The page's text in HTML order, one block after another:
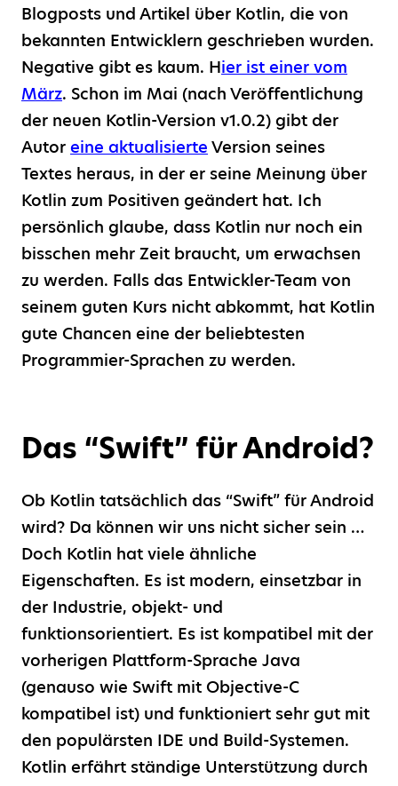
Blogposts und Artikel über Kotlin, die von
bekannten Entwicklern geschrieben wurden.
Negative gibt es kaum. Hier ist einer vom
März. Schon im Mai (nach Veröffentlichung
der neuen Kotlin-Version v1.0.2) gibt der
Autor eine aktualisierte Version seines
Textes heraus, in der er seine Meinung über
Kotlin zum Positiven geändert hat. Ich
persönlich glaube, dass Kotlin nur noch ein
bisschen mehr Zeit braucht, um erwachsen
zu werden. Falls das Entwickler-Team von
seinem guten Kurs nicht abkommt, hat Kotlin
gute Chancen eine der beliebtesten
Programmier-Sprachen zu werden.
Das “Swift” für Android?
Ob Kotlin tatsächlich das “Swift” für Android
wird? Da können wir uns nicht sicher sein …
Doch Kotlin hat viele ähnliche
Eigenschaften. Es ist modern, einsetzbar in
der Industrie, objekt- und
funktionsorientiert. Es ist kompatibel mit der
vorherigen Plattform-Sprache Java
(genauso wie Swift mit Objective-C
kompatibel ist) und funktioniert sehr gut mit
den populärsten IDE und Build-Systemen.
Kotlin erfährt ständige Unterstützung durch